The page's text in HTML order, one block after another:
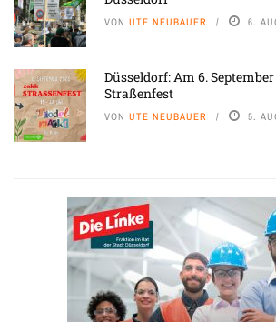
VON UTE NEUBAUER 6.
Düsseldorf: Am 6.
Straßenfest
VON UTE NEUBAUER 5.